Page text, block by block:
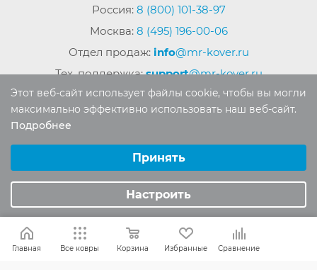
Россия: 8 (800) 101-38-97
Москва: 8 (495) 196-00-06
Отдел продаж: info@mr-kover.ru
Тех. поддержка:support@mr-kover.ru
Авторские права защищены. Воспроизведение
материалов сайта без письменного разрешения
запрещено.
Главная Все ковры Корзина Избранные Сравнение
Этот веб-сайт использует файлы cookie, чтобы вы могли
максимально эффективно использовать наш веб-сайт.
Подробнее
Аналитические/Функциональные
Принять
Настроить